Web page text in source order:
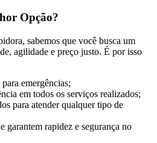
Opção?
sabemos que você busca um
agilidade e preço justo. É por isso
emergências;
em todos os serviços realizados;
para atender qualquer tipo de
garantem rapidez e segurança no